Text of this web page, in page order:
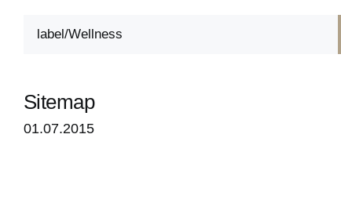
Sitemap
01.07.2015